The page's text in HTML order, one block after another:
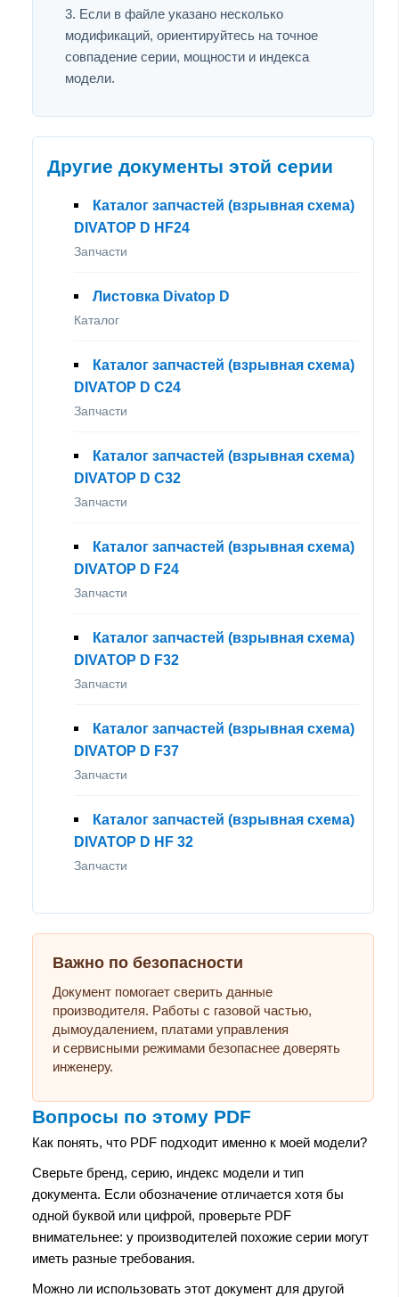
Если в файле указано несколько
модификаций, ориентируйтесь на точное
совпадение серии, мощности и индекса
модели.
Другие документы этой серии
Каталог запчастей (взрывная схема)
DIVATOP D HF24
Запчасти
Листовка Divatop D
Каталог
Каталог запчастей (взрывная схема)
DIVATOP D C24
Запчасти
Каталог запчастей (взрывная схема)
DIVATOP D C32
Запчасти
Каталог запчастей (взрывная схема)
DIVATOP D F24
Запчасти
Каталог запчастей (взрывная схема)
DIVATOP D F32
Запчасти
Каталог запчастей (взрывная схема)
DIVATOP D F37
Запчасти
Каталог запчастей (взрывная схема)
DIVATOP D HF 32
Запчасти
Важно по безопасности
Документ помогает сверить данные
производителя. Работы с газовой частью,
дымоудалением, платами управления
и сервисными режимами безопаснее доверять
инженеру.
Вопросы по этому PDF
Как понять, что PDF подходит именно к моей модели?
Сверьте бренд, серию, индекс модели и тип
документа. Если обозначение отличается хотя бы
одной буквой или цифрой, проверьте PDF
внимательнее: у производителей похожие серии могут
иметь разные требования.
Можно ли использовать этот документ для другой